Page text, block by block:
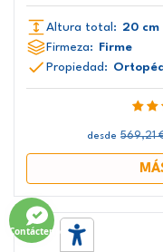
Altura total: 20 cm
Firmeza:
Firme
Propiedad:
desde 569,21
Contáctenos